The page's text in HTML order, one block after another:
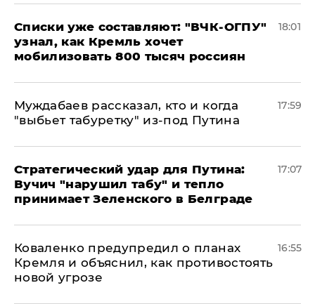
Списки уже составляют: "ВЧК-ОГПУ"
узнал, как Кремль хочет
мобилизовать 800 тысяч россиян
18:01
Муждабаев рассказал, кто и когда
"выбьет табуретку" из-под Путина
17:59
Стратегический удар для Путина:
Вучич "нарушил табу" и тепло
принимает Зеленского в Белграде
17:07
Коваленко предупредил о планах
Кремля и объяснил, как противостоять
новой угрозе
16:55